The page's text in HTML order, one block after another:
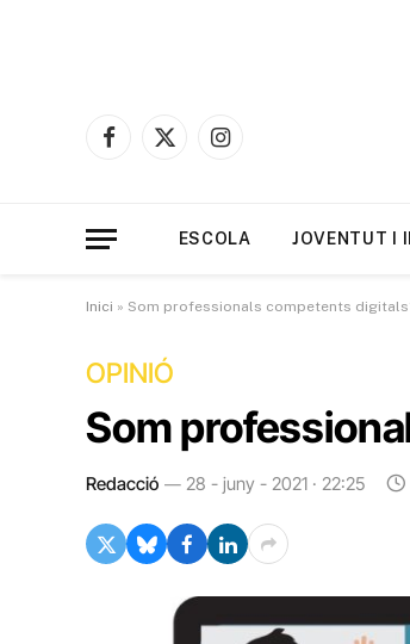
Facebook
X
Instagram
ESCOLA JOVENTUT I
Inici » Som professionals competents
OPINIÓ
Som
Redacció 28 - juny - 2021 · 22:25